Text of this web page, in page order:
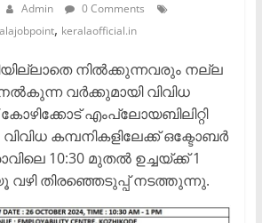
Admin
0 Comments
, keralaofficial.in
നിൽക്കുന്നവരും നല്ല
വർക്കുമായി വിവിധ
എംപ്ലോയബിലിറ്റി
കമ്പനികളിലേക്ക് ഒക്ടോബർ
10:30 മുതൽ ഉച്ചയ്ക്ക് 1
തിരഞ്ഞെടുപ്പ് നടത്തുന്നു.